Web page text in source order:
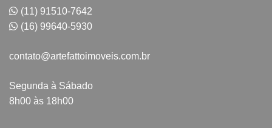
(11) 91510-7642
(16) 99640-5930
contato@artefattoimoveis.com.br
Segunda à Sábado
8h00 às 18h00